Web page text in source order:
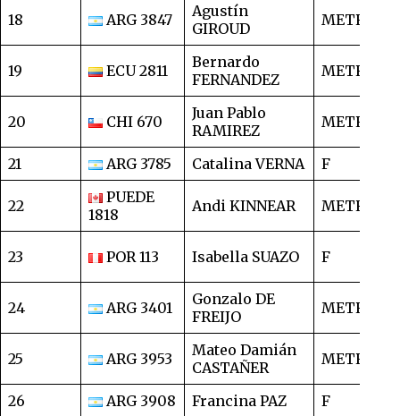
18 ARG 3847
Agustín
GIROUD
METRO
19 ECU 2811
Bernardo
FERNANDEZ
METRO
20 CHI 670
Juan Pablo
RAMIREZ
METRO
21 ARG 3785 Catalina VERNA F
22
PUEDE
1818
Andi KINNEAR METRO
23 POR 113 Isabella SUAZO F
24 ARG 3401
Gonzalo DE
FREIJO
METRO
25 ARG 3953
Mateo Damián
CASTAÑER
METRO
26 ARG 3908 Francina PAZ F